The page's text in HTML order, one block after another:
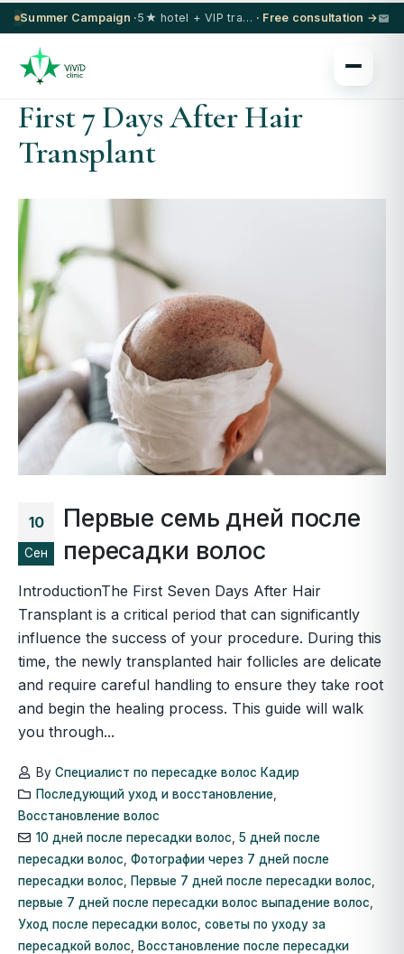
Summer Campaign · 5★ hotel + VIP transfer on select procedures · Free consultation →
First 7 Days After Hair
Transplant
10
Сен
Первые семь дней после
пересадки волос
IntroductionThe First Seven Days After Hair
Transplant is a critical period that can significantly
influence the success of your procedure. During this
time, the newly transplanted hair follicles are delicate
and require careful handling to ensure they take root
and begin the healing process. This guide will walk
you through...
By Специалист по пересадке волос Кадир
Последующий уход и восстановление,
Восстановление волос
10 дней после пересадки волос 5 дней после
пересадки волос Фотографии через 7 дней после
пересадки волос
Первые 7 дней после пересадки волос
первые 7 дней после пересадки волос выпадение волос
Уход после пересадки волос советы по уходу за
пересадкой волос
Восстановление после пересадки